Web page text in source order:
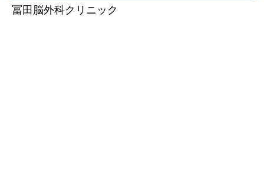
冨田脳外科クリニック